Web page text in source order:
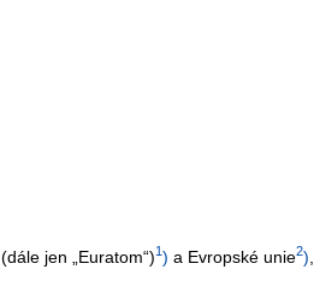
jen „Euratom“)1 ) a Evropské unie2)